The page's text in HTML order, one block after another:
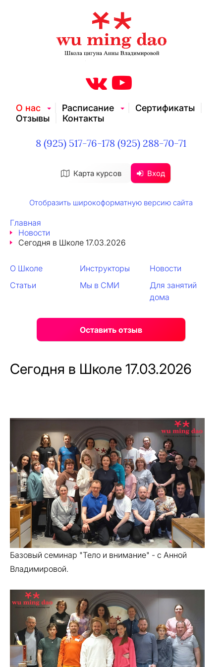
О нас Расписание
Сертификаты
Отзывы
Контакты
Карта курсов Вход
8 (925) 517-76-178 (925) 288-70-71
Отобразить широкоформатную версию сайта
Главная
Новости
Сегодня в Школе 17.03.2026
О Школе Инструкторы
Новости
Статьи
Мы в СМИ
Для занятий
дома
Оставить отзыв
Сегодня в Школе 17.03.2026
Базовый семинар "Тело и внимание" - с Анной
Владимировой.